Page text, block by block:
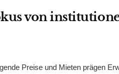
von
Preise und Mieten prägen